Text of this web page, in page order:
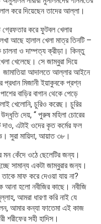
করে দিয়েছেন তাদের আল্লা।
করে ফুটবল খেলার
আছে হালাল খেলা মাত্র তিনটি –
চালনা ও দাম্পত্য ক্রীড়া। কিন্তু
খেলেছে। সে জাম্বুরা দিয়ে
আদালতে আল্লার আইনে
মিজানী ইয়াকুবকে প্রশ্ন
বাড়ির বাগান থেকে পেড়ে
খেলোনি, চুরিও করেছ। চুরির
দেয়, “ পুরুষ মহিলা চোরের
দাও, এটাই ওদের কৃত কর্মের ফল
সুরা মায়িদা, আয়াত ৩৮।
কেঁদে ওঠে ছেলেটির জন্য।
সামান্য একটা জাম্বুরার জন্য।
মাফ করে দেওয়া যায় না?
আনা হলো নবীজির কাছে। নবীজি
আমরা ধারণা করি নাই যে
আমার কন্যা ফাতেমা এই কাজ
শরীফের সহী হাদিস।